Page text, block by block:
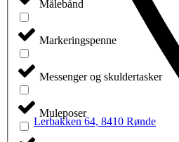
Målebånd
Markeringspenne
Messenger og skuldertasker
Muleposer
Lerbakken 64, 8410 Rønde